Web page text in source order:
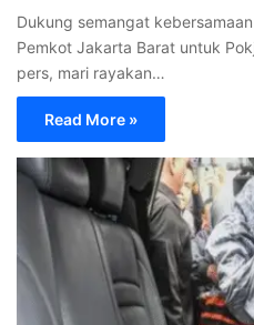
Dukung semangat
Pemkot Jakarta Barat untuk
pers, mari rayakan…
Read More »